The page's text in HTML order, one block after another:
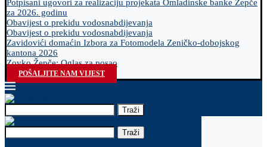
Potpisani ugovori za realizaciju projekata Omladinske banke Žepče
za 2026. godinu
Obavijest o prekidu vodosnabdijevanja
Obavijest o prekidu vodosnabdijevanja
Zavidovići domaćin Izbora za Fotomodela Zeničko-dobojskog
kantona 2026
Zovko Žepče: Oglas za posao
POŠALJITE NAM VIJEST
Traži
Traži